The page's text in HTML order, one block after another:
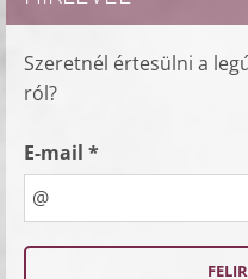
Szeretnél értesülni a
ról?
E-mail *